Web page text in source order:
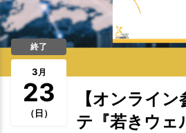
終了
3月
23
（日）
【オンライ
テ『若きウェ